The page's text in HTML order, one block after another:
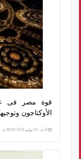
قوة مصر فى
الأوكتاجون
الأحد، 05 يوليو 2026 08:00 م